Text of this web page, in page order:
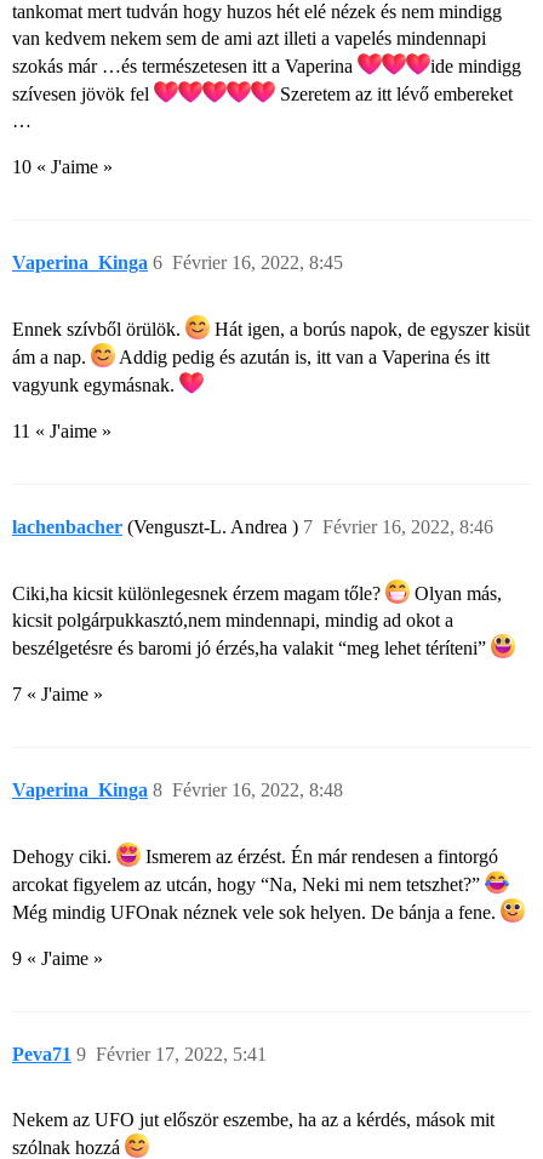
tankomat mert tudván hogy huzos hét elé nézek és nem mindigg
van kedvem nekem sem de ami azt illeti a vapelés mindennapi
szokás már …és természetesen itt a Vaperina
ide mindigg
szívesen jövök fel
Szeretem az itt lévő embereket
…
10 « J'aime »
Vaperina_Kinga Février 16, 2022, 8:45
6
Ennek szívből örülök.
Hát igen, a borús napok, de egyszer kisüt
ám a nap.
Addig pedig és azután is, itt van a Vaperina és itt
vagyunk egymásnak.
11 « J'aime »
lachenbacher (Venguszt-L. Andrea ) Février 16, 2022, 8:46
7
Ciki,ha kicsit különlegesnek érzem magam tőle?
Olyan más,
kicsit polgárpukkasztó,nem mindennapi, mindig ad okot a
beszélgetésre és baromi jó érzés,ha valakit “meg lehet téríteni”
7 « J'aime »
Vaperina_Kinga Février 16, 2022, 8:48
8
Dehogy ciki.
Ismerem az érzést. Én már rendesen a fintorgó
arcokat figyelem az utcán, hogy “Na, Neki mi nem tetszhet?”
Még mindig UFOnak néznek vele sok helyen. De bánja a fene.
9 « J'aime »
Peva71 Février 17, 2022, 5:41
9
Nekem az UFO jut először eszembe, ha az a kérdés, mások mit
szólnak hozzá